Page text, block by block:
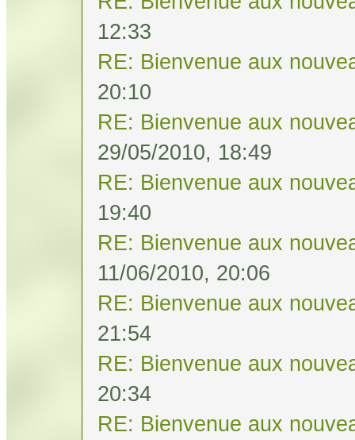
12:33
RE: Bienvenue aux
20:10
RE: Bienvenue aux
29/05/2010, 18:49
RE: Bienvenue aux
19:40
RE: Bienvenue aux
11/06/2010, 20:06
RE: Bienvenue aux
21:54
RE: Bienvenue aux
20:34
RE: Bienvenue aux